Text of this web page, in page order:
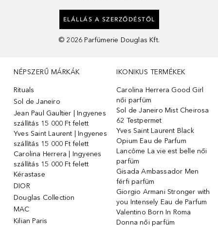
ELÁLLÁS A SZERZŐDÉSTŐL
© 2026 Parfümerie Douglas Kft.
NÉPSZERŰ MÁRKÁK
Rituals
Sol de Janeiro
Jean Paul Gaultier | Ingyenes
szállítás 15 000 Ft felett
Yves Saint Laurent | Ingyenes
szállítás 15 000 Ft felett
Carolina Herrera | Ingyenes
szállítás 15 000 Ft felett
Kérastase
DIOR
Douglas Collection
MAC
Kilian Paris
IKONIKUS TERMÉKEK
Carolina Herrera Good Girl
női parfüm
Sol de Janeiro Mist Cheirosa
62 Testpermet
Yves Saint Laurent Black
Opium Eau de Parfum
Lancôme La vie est belle női
parfüm
Gisada Ambassador Men
férfi parfüm
Giorgio Armani Stronger with
you Intensely Eau de Parfum
Valentino Born In Roma
Donna női parfüm